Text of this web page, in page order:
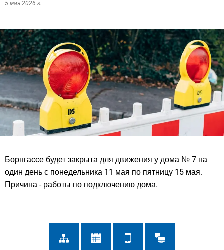
5 мая 2026 г.
Борнгассе будет закрыта для движения у дома № 7 на
один день с понедельника 11 мая по пятницу 15 мая.
Причина - работы по подключению дома.